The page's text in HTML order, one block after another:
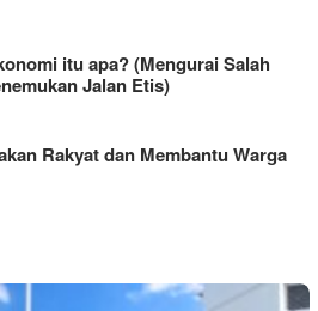
itu apa? (Mengurai Salah
Jalan Etis)
Rakyat dan Membantu Warga